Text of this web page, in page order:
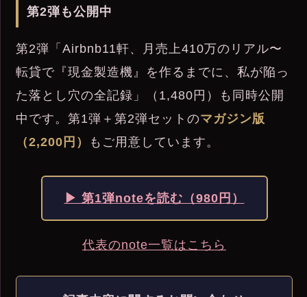
第2弾も公開中
第2弾「Airbnb11軒、月売上410万のリアル〜
転貸で『現金製造機』を作るまでに、私が陥っ
た落とし穴の全記録」（1,480円）も同時公開
中です。第1弾＋第2弾セットのマガジン版
（2,200円）
もご用意しています。
▶ 第1弾noteを読む（980円）
代表のnote一覧はこちら